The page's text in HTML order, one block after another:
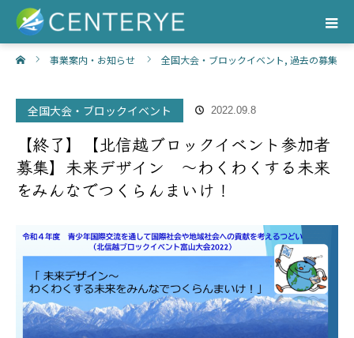
事業案内・お知らせ 全国大会・ブロックイベント, 過去の募集
～わくわくする未来をみんなでつくらんまいけ！
全国大会・ブロックイベント 2022.09.8
【終了】【北信越ブロックイベント参加者
募集】未来デザイン ～わくわくする未来
をみんなでつくらんまいけ！